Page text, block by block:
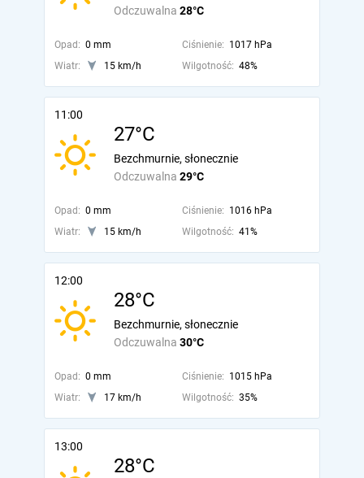
Odczuwalna 28°C
Opad: 0 mm Ciśnienie: 1017 hPa
Wiatr:
15 km/h Wilgotność: 48%
11:00
27°C
Odczuwalna 29°C
Bezchmurnie, słonecznie
Opad: 0 mm Ciśnienie: 1016 hPa
Wiatr:
15 km/h Wilgotność: 41%
12:00
28°C
Odczuwalna 30°C
Bezchmurnie, słonecznie
Opad: 0 mm Ciśnienie: 1015 hPa
Wiatr:
17 km/h Wilgotność: 35%
13:00
28°C